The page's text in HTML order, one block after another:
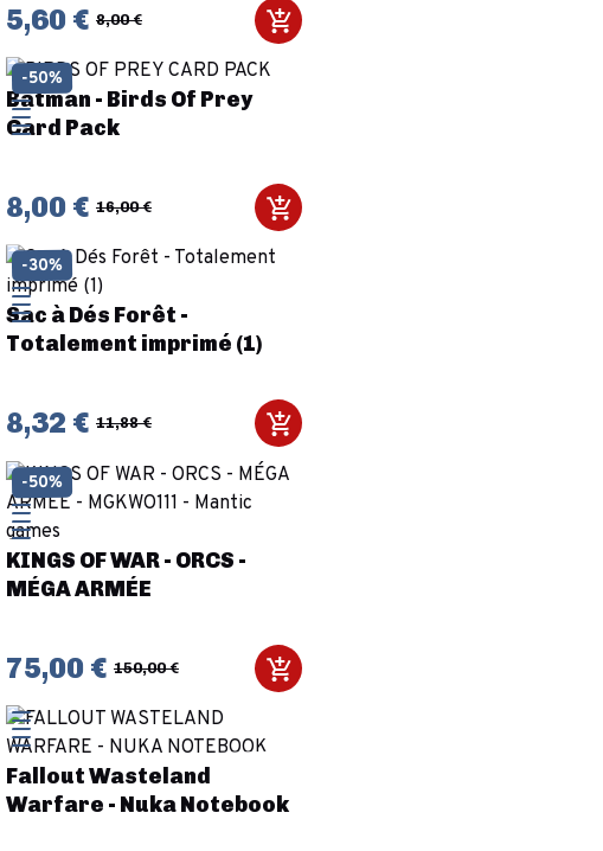
5,60 € 8,00 €
Batman - Birds Of Prey
Card Pack
8,00 € 16,00 €
-50%
Sac à Dés Forêt -
Totalement imprimé (1)
8,32 € 11,88 €
-30%
KINGS OF WAR - ORCS -
MÉGA ARMÉE
75,00 € 150,00 €
-50%
Fallout Wasteland
Warfare - Nuka Notebook